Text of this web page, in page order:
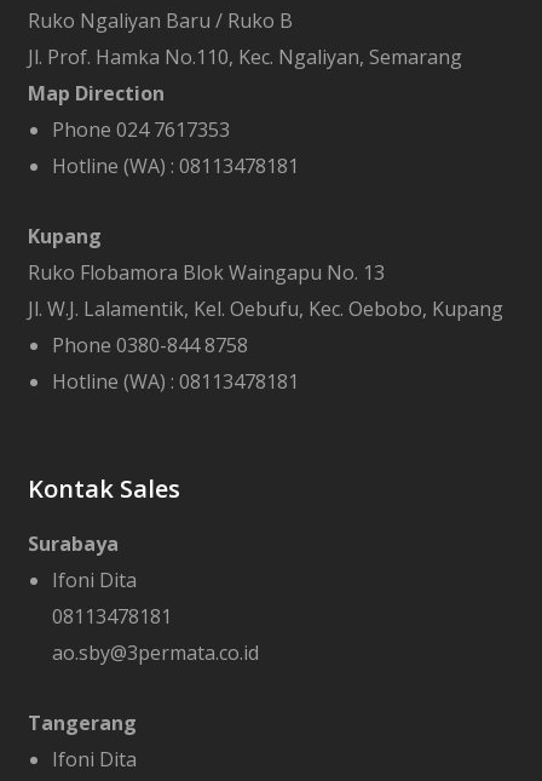
Ruko Ngaliyan Baru / Ruko B
Jl. Prof. Hamka No.110, Kec. Ngaliyan, Semarang
Map Direction
Phone 024 7617353
Hotline (WA) : 08113478181
Kupang
Ruko Flobamora Blok Waingapu No. 13
Jl. W.J. Lalamentik, Kel. Oebufu, Kec. Oebobo, Kupang
Phone 0380-844 8758
Hotline (WA) : 08113478181
Kontak Sales
Surabaya
Ifoni Dita
08113478181
ao.sby@3permata.co.id
Tangerang
Ifoni Dita